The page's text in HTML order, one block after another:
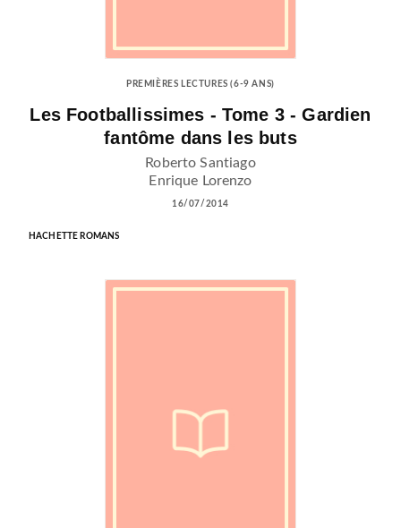
PREMIÈRES LECTURES (6-9 ANS)
Les Footballissimes - Tome 3 - Gardien
fantôme dans les buts
Roberto Santiago
Enrique Lorenzo
16/07/2014
HACHETTE ROMANS